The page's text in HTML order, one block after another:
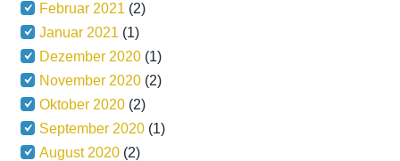
Februar 2021 (2)
Januar 2021 (1)
Dezember 2020 (1)
November 2020 (2)
Oktober 2020 (2)
September 2020 (1)
August 2020 (2)